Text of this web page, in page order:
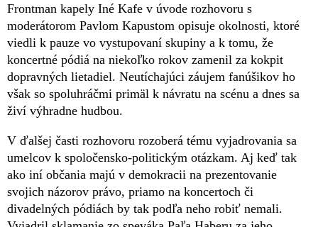
Frontman kapely Iné Kafe v úvode rozhovoru s
moderátorom Pavlom Kapustom opisuje okolnosti, ktoré
viedli k pauze vo vystupovaní skupiny a k tomu, že
koncertné pódiá na niekoľko rokov zamenil za kokpit
dopravných lietadiel. Neutíchajúci záujem fanúšikov ho
však so spoluhráčmi primäl k návratu na scénu a dnes sa
živí výhradne hudbou.
V ďalšej časti rozhovoru rozoberá tému vyjadrovania sa
umelcov k spoločensko-politickým otázkam. Aj keď tak
ako iní občania majú v demokracii na prezentovanie
svojich názorov právo, priamo na koncertoch či
divadelných pódiách by tak podľa neho robiť nemali.